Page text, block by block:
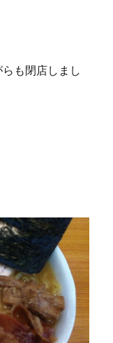
も閉店しまし